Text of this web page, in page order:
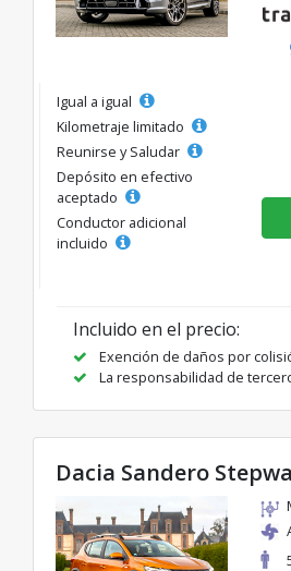
Igual a igual
Kilometraje limitado
Reunirse y Saludar
Depósito en efectivo
aceptado
Conductor adicional
incluido
Incluido en el precio:
Exención de daños por
La responsabilidad de
Dacia Sandero